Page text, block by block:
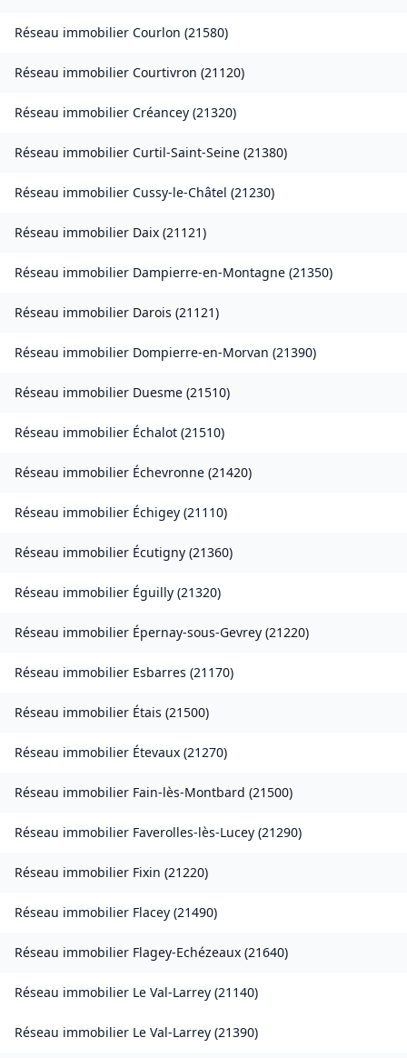
Réseau immobilier Courlon (21580)
Réseau immobilier Courtivron (21120)
Réseau immobilier Créancey (21320)
Réseau immobilier Curtil-Saint-Seine (21380)
Réseau immobilier Cussy-le-Châtel (21230)
Réseau immobilier Daix (21121)
Réseau immobilier Dampierre-en-Montagne (21350)
Réseau immobilier Darois (21121)
Réseau immobilier Dompierre-en-Morvan (21390)
Réseau immobilier Duesme (21510)
Réseau immobilier Échalot (21510)
Réseau immobilier Échevronne (21420)
Réseau immobilier Échigey (21110)
Réseau immobilier Écutigny (21360)
Réseau immobilier Éguilly (21320)
Réseau immobilier Épernay-sous-Gevrey (21220)
Réseau immobilier Esbarres (21170)
Réseau immobilier Étais (21500)
Réseau immobilier Étevaux (21270)
Réseau immobilier Fain-lès-Montbard (21500)
Réseau immobilier Faverolles-lès-Lucey (21290)
Réseau immobilier Fixin (21220)
Réseau immobilier Flacey (21490)
Réseau immobilier Flagey-Echézeaux (21640)
Réseau immobilier Le Val-Larrey (21140)
Réseau immobilier Le Val-Larrey (21390)